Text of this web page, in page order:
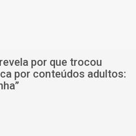
por que trocou
por conteúdos adultos: